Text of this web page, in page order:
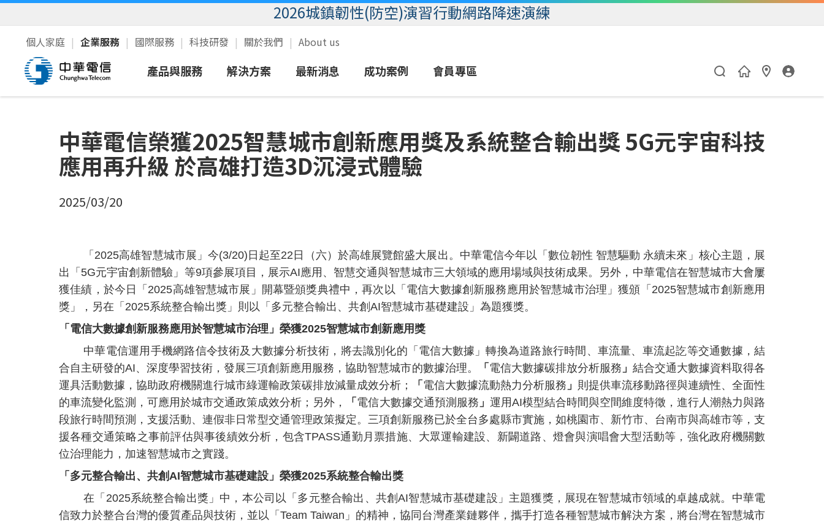
2026城鎮韌性(防空)演習行動網路降速演練
個人家庭 企業服務 國際服務 科技研發 關於我們 About us
產品與服務
寬頻上網/語音
雲端IDC
5G服務
衛星通訊
簡訊
數據
行動優惠
MVPN行動群組
放心接
解決方案
中小企業
公部門
最新消息
活動
成功案例
影音報導
會員專區
會員專區
中華電信榮獲2025智慧城市創新應用獎及系統整合輸出獎 5G元宇宙科技
應用再升級 於高雄打造3D沉浸式體驗
2025/03/20
「2025高雄智慧城市展」今(3/20)日起至22日（六）於高雄展覽館盛大展出。中華電信今年以「數位韌性 智慧驅動 永續未來 」核心主題，展
出「5G元宇宙創新體驗」等9項參展項目，展示AI應用、智慧交通與智慧城市三大領域的應用場域與技術成果。另外 ， 中華電信在智慧城市大會屢
獲佳績，於今日「2025高雄智慧城市展」開幕暨頒獎典禮中，再次以「電信大數據創新服務應用於智慧城市治理」獲頒「2025智慧城市創新應用
獎」， 另在「2025系統整合輸出獎」則以「多元整合輸出、共創AI智慧城市基礎建設」為題獲獎。
「電信大數據創新服務應用於智慧城市治理」榮獲2025智慧城市創新應用獎
中華電信運用手機網路信令技術及大數據分析技術，將去識別化的「電信大數據」轉換為道路旅行時間、車流量、車流起訖等交通數據，結
合自主研發的AI、深度學習技術，發展三項創新應用服務，協助智慧城市的數據治理。
「 電信大數據碳排放分析服務 」 結合交通大數據資料取得各
運具活動數據，協助政府機關進行城市綠運輸政策碳排放減量成效分析；
「 電信大數據流動熱力分析服務 」 則提供車流移動路徑與連續性、全面性
的車流變化監測，可應用於城市交通政策成效分析；另外 ， 「 電信大數據交通預測服務 」 運用AI模型結合時間與空間維度特徵，進行人潮熱力與路
段旅行時間預測，支援活動、連假非日常型交通管理政策擬定。三項創新服務已於全台多處縣市實施，如桃園市、新竹市、台南市與高雄市等，支
援各種交通策略之事前評估與事後績效分析，包含TPASS通勤月票措施、大眾運輸建設、新闢道路、燈會與演唱會大型活動等，強化政府機關數
位治理能力，加速智慧城市之實踐。
「 多元整合輸出、共創AI智慧城市基礎建設 」 榮獲2025系統整合輸出獎
在「2025系統整合輸出獎」中，本公司以「多元整合輸出、共創AI智慧城市基礎建設」主題獲獎，展現在智慧城市領域的卓越成就。中華電
信致力於整合台灣的優質產品與技術，並以「Team Taiwan」的精神，協同台灣產業鏈夥伴，攜手打造各種智慧城市解決方案，將台灣在智慧城市